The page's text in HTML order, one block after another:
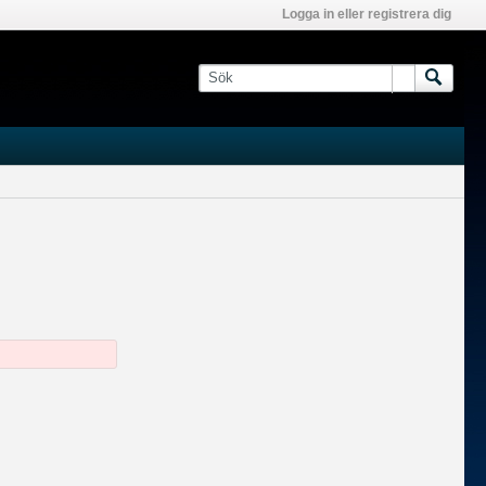
Logga in eller registrera dig